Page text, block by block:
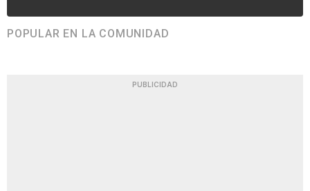
POPULAR EN LA COMUNIDAD
PUBLICIDAD